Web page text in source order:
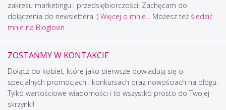
zakresu marketingu i przedsiębiorczości. Zachęcam do
dołączenia do newslettera :) Więcej o mnie... Możesz też śledzić
mnie na Bloglovin
ZOSTAŃMY W KONTAKCIE
Dołącz do kobiet, które jako pierwsze dowiadują się o
specjalnych promocjach i konkursach oraz nowościach na blogu.
Tylko wartościowe wiadomości i to wszystko prosto do Twojej
skrzynki!